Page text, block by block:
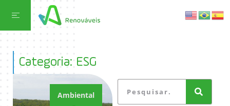
Categoria: ESG
Ambiental